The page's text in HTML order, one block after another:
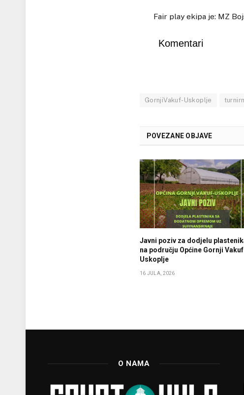
Fair play ekipa je: MZ
Komentari
GornjiVakuf-Uskoplje
POVEZANE OBJAVE
Javni poziv za dodjelu
na području Općine Gornji
Uskoplje
16 JULA, 2026
O NAMA